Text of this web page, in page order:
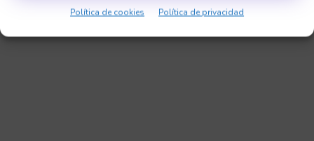
Política de cookies Política de privacidad